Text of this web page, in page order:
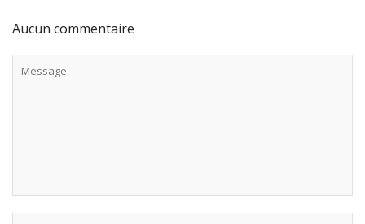
Aucun commentaire